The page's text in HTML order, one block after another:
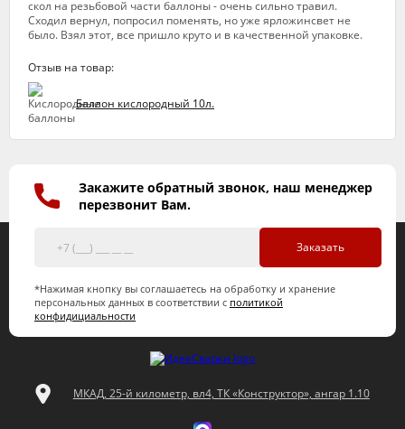
скол на резьбовой части баллоны - очень сильно травил.
Сходил вернул, попросил поменять, но уже ярложинсвет не
было. Взял этот, все пришло круто и в качественной упаковке.
Отзыв на товар:
Баллон кислородный 10л.
Закажите обратный звонок, наш менеджер
перезвонит Вам.
Заказать
*Нажимая кнопку вы соглашаетесь на обработку и хранение
персональных данных в соответствии с политикой
конфидициальности
МКАД, 25-й километр, вл4, ТК «Конструктор», ангар 1.10